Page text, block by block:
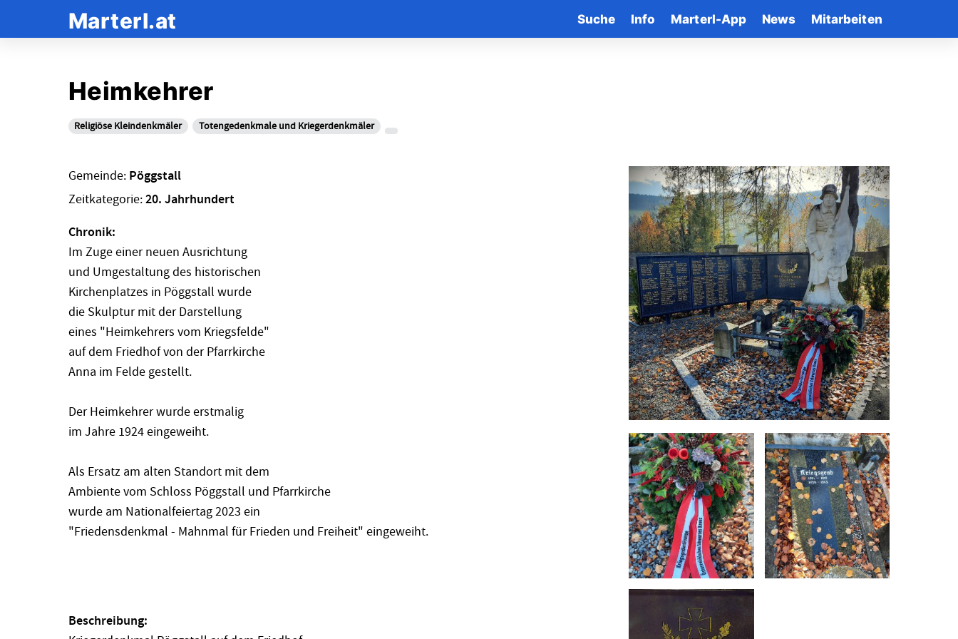
Marterl.at Suche Info Marterl-App News Mitarbeiten
Heimkehrer
Religiöse Kleindenkmäler Totengedenkmale und Kriegerdenkmäler
Gemeinde: Pöggstall
Zeitkategorie:20. Jahrhundert
Chronik:
Im Zuge einer neuen Ausrichtung
und Umgestaltung des historischen
Kirchenplatzes in Pöggstall wurde
die Skulptur mit der Darstellung
eines "Heimkehrers vom Kriegsfelde"
auf dem Friedhof von der Pfarrkirche
Anna im Felde gestellt.
Der Heimkehrer wurde erstmalig
im Jahre 1924 eingeweiht.
Als Ersatz am alten Standort mit dem
Ambiente vom Schloss Pöggstall und Pfarrkirche
wurde am Nationalfeiertag 2023 ein
"Friedensdenkmal - Mahnmal für Frieden und Freiheit" eingeweiht.
Beschreibung: